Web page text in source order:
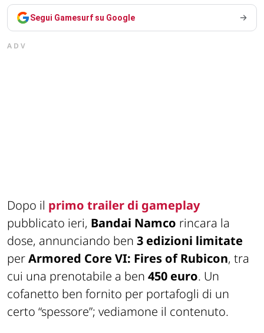
Segui Gamesurf su Google
ADV
Dopo il primo trailer di gameplay
pubblicato ieri, Bandai Namco rincara la
dose, annunciando ben 3 edizioni limitate
perArmored Core VI: Fires of Rubicon, tra
cui una prenotabile a ben 450 euro. Un
cofanetto ben fornito per portafogli di un
certo “spessore”; vediamone il contenuto.